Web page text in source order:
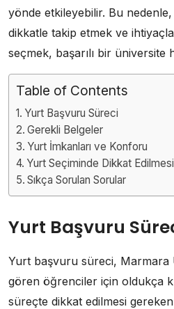
yönde etkileyebilir. Bu
dikkatle takip etmek ve
seçmek, başarılı bir üniversite
Table of Contents
Yurt Başvuru Süreci
Gerekli Belgeler
Yurt İmkanları ve Konforu
Yurt Seçiminde Dikkat
Sıkça Sorulan Sorular
Yurt Başvuru
Yurt başvuru süreci, Marmara
gören öğrenciler için oldukça
süreçte dikkat edilmesi